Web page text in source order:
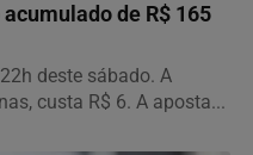
de R$ 165
deste sábado. A
custa R$ 6. A aposta...